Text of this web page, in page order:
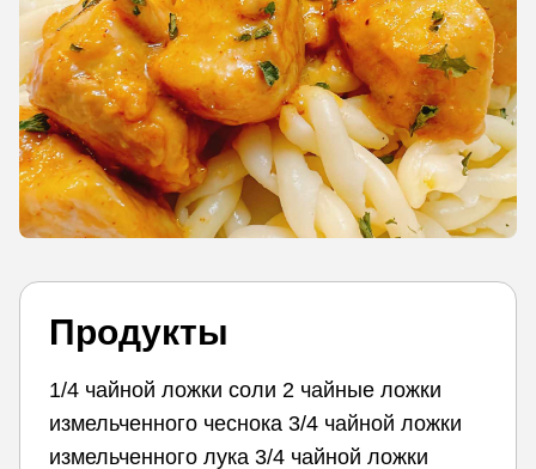
Продукты
1/4 чайной ложки соли 2 чайные ложки
измельченного чеснока 3/4 чайной ложки
измельченного лука 3/4 чайной ложки